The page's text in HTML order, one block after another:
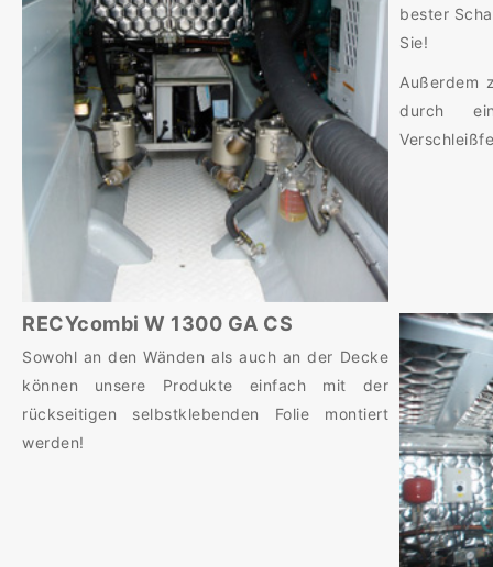
bester
Sie!
Außerdem
durch
RECYcombi W 1300 GA CS
Sowohl an den Wänden als auch an der Decke
können unsere Produkte einfach mit der
rückseitigen selbstklebenden Folie montiert
werden!